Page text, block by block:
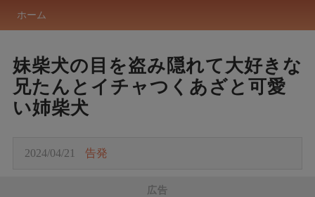
ホーム
妹柴犬の目を盗み隠れて大好きな
兄たんとイチャつくあざと可愛
い姉柴犬
2024/04/21 告発
広告